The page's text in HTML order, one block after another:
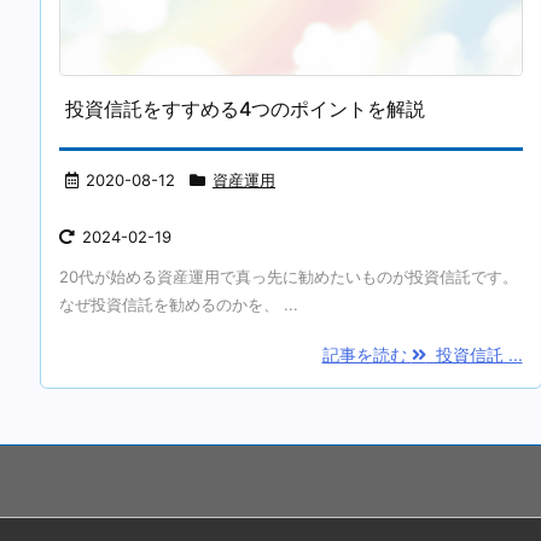
投資信託をすすめる4つのポイントを解説
2020-08-12 資産運用
2024-02-19
20代が始める資産運用で真っ先に勧めたいものが投資信託です。
なぜ投資信託を勧めるのかを、 ...
記事を読む 投資信託 ...